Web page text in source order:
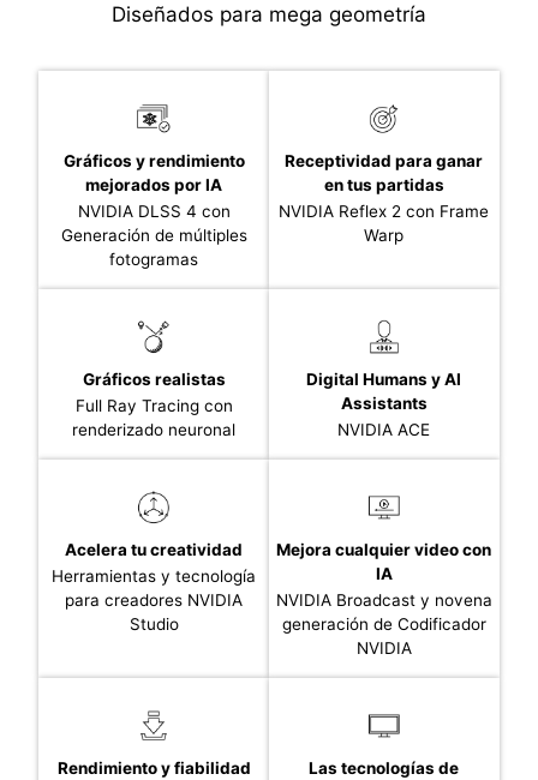
Diseñados para mega geometría
Gráficos y rendimiento
mejorados por IA
NVIDIA DLSS 4 con
Generación de múltiples
fotogramas
Receptividad para ganar
en tus partidas
NVIDIA Reflex 2 con Frame
Warp
Gráficos realistas
Full Ray Tracing con
renderizado neuronal
Digital Humans y AI
Assistants
NVIDIA ACE
Acelera tu creatividad
Herramientas y tecnología
para creadores NVIDIA
Studio
Mejora cualquier video con
IA
NVIDIA Broadcast y novena
generación de Codificador
NVIDIA
Rendimiento y fiabilidad
Las tecnologías de